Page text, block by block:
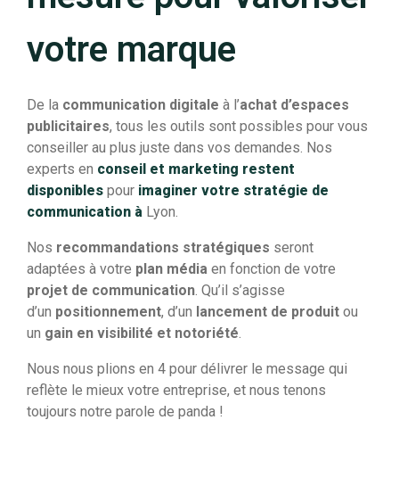
votre marque
De la communication digitale à l’achat d’espaces
publicitaires, tous les outils sont possibles pour vous
conseiller au plus juste dans vos demandes. Nos
experts en conseil et marketing restent
disponibles pour imaginer votre stratégie de
communication à Lyon.
Nos recommandations stratégiques seront
adaptées à votre plan média en fonction de votre
projet de communication. Qu’il s’agisse
d’un positionnement, d’un lancement de produit ou
un gain en visibilité et notoriété.
Nous nous plions en 4 pour délivrer le message qui
reflète le mieux votre entreprise, et nous tenons
toujours notre parole de panda !